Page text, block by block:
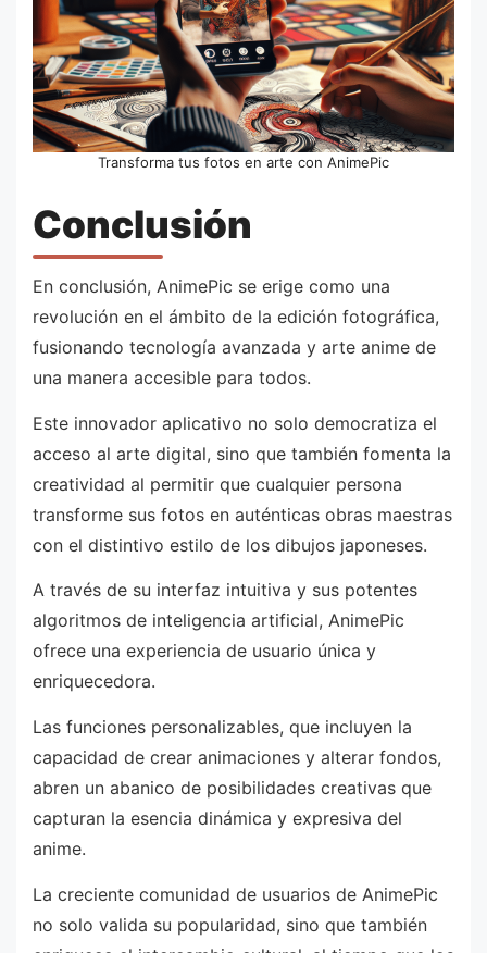
Transforma tus fotos en arte con AnimePic
Conclusión
En conclusión, AnimePic se erige como una
revolución en el ámbito de la edición fotográfica,
fusionando tecnología avanzada y arte anime de
una manera accesible para todos.
Este innovador aplicativo no solo democratiza el
acceso al arte digital, sino que también fomenta la
creatividad al permitir que cualquier persona
transforme sus fotos en auténticas obras maestras
con el distintivo estilo de los dibujos japoneses.
A través de su interfaz intuitiva y sus potentes
algoritmos de inteligencia artificial, AnimePic
ofrece una experiencia de usuario única y
enriquecedora.
Las funciones personalizables, que incluyen la
capacidad de crear animaciones y alterar fondos,
abren un abanico de posibilidades creativas que
capturan la esencia dinámica y expresiva del
anime.
La creciente comunidad de usuarios de AnimePic
no solo valida su popularidad, sino que también